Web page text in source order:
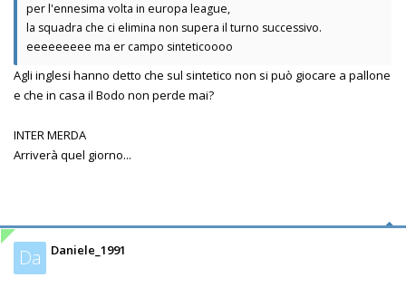
per l'ennesima volta in europa league,
la squadra che ci elimina non supera il turno successivo.
eeeeeeeee ma er campo sinteticoooo
Agli inglesi hanno detto che sul sintetico non si può giocare a pallone
e che in casa il Bodo non perde mai?
INTER MERDA
Arriverà quel giorno...
Da Daniele_1991